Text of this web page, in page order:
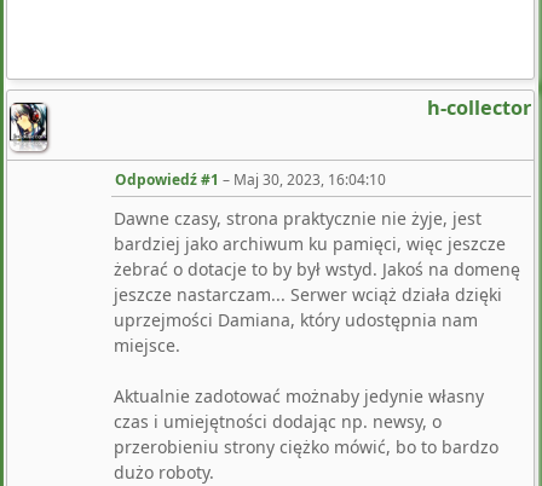
h-collector
Odpowiedź #1 – Maj 30, 2023, 16:04:10
Dawne czasy, strona praktycznie nie żyje, jest
bardziej jako archiwum ku pamięci, więc jeszcze
żebrać o dotacje to by był wstyd. Jakoś na domenę
jeszcze nastarczam... Serwer wciąż działa dzięki
uprzejmości Damiana, który udostępnia nam
miejsce.
Aktualnie zadotować możnaby jedynie własny
czas i umiejętności dodając np. newsy, o
przerobieniu strony ciężko mówić, bo to bardzo
dużo roboty.